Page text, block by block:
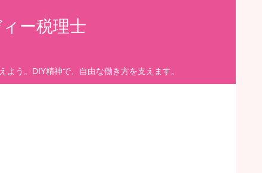
ー税理士
う。DIY精神で、自由な働き方を支えます。